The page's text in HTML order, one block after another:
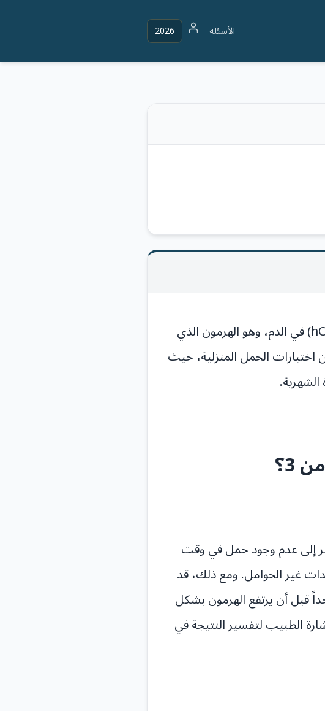
الأسئلة 2026
تحليل الحمل الرقمي هو فحص مخبري يقيس مستوى هرمون الحمل (hCG) في الدم، وهو الهرمون الذي
الحمل المنزلية، حيث
3؟
تكون أقل من 3 وحدة دولية/ملليتر إلى عدم وجود حمل في وقت
غير الحوامل. ومع ذلك، قد
قبل أن يرتفع الهرمون بشكل
الطبيب لتفسير النتيجة في